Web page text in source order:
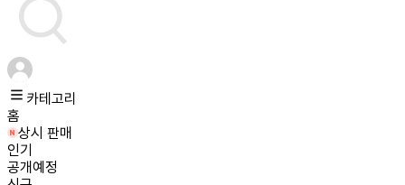
카테고리
홈
상시 판매
인기
공개예정